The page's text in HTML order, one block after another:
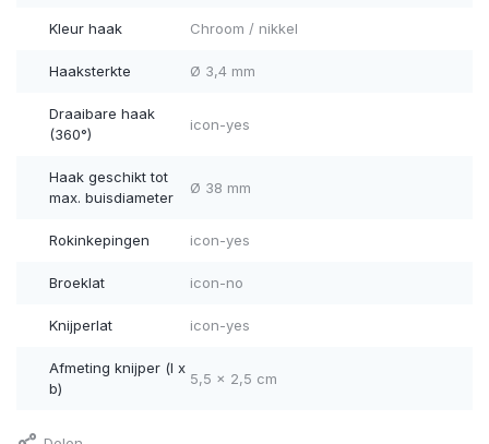
Kleur haak Chroom / nikkel
Haaksterkte Ø 3,4 mm
Draaibare haak
(360°)
icon-yes
Haak geschikt tot
max. buisdiameter
Ø 38 mm
Rokinkepingen icon-yes
Broeklat icon-no
Knijperlat icon-yes
Afmeting knijper (l x
b)
5,5 x 2,5 cm